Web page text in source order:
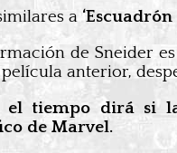
a
de Sneider
anterior,
el tiempo dirá si
de Marvel.